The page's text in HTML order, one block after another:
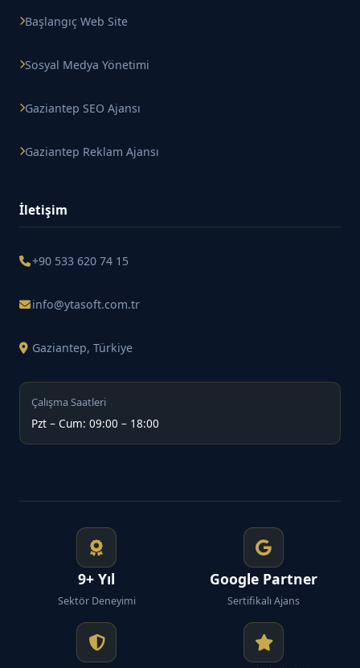
Başlangıç Web Site
Sosyal Medya Yönetimi
Gaziantep SEO Ajansı
Gaziantep Reklam Ajansı
İletişim
+90 533 620 74 15
info@ytasoft.com.tr
Gaziantep, Türkiye
Çalışma Saatleri
Pzt – Cum: 09:00 – 18:00
9+ Yıl
Sektör Deneyimi
Google Partner
Sertifikalı Ajans